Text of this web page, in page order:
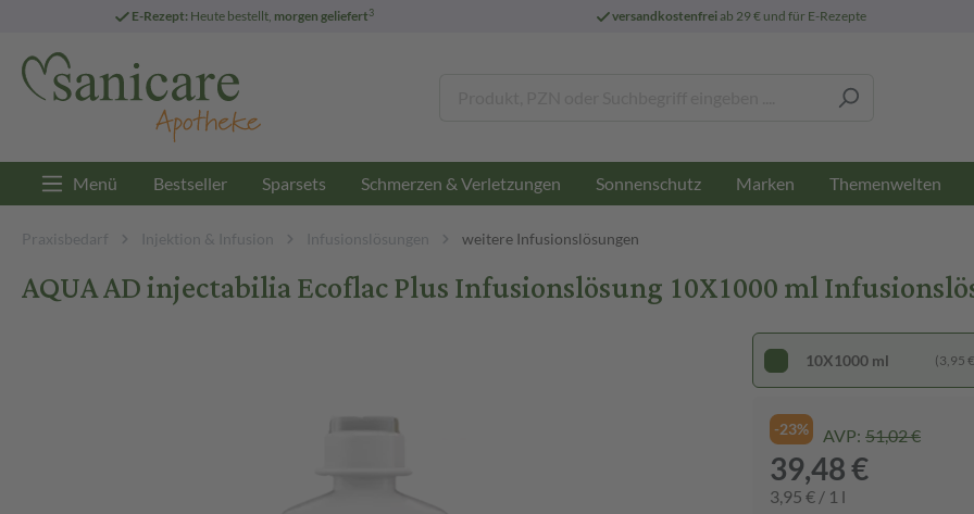
E-Rezept: Heute bestellt, morgen geliefert3 versandkostenfreiab 29 € und für E-Rezepte
Menü Bestseller Sparsets Schmerzen & Verletzungen Sonnenschutz Marken Themenwelten
Praxisbedarf Injektion & Infusion Infusionslösungen weitere Infusionslösungen
AQUA AD injectabilia Ecoflac Plus Infusionslösung 10X1000 ml
10X1000 ml (3,95
-23% AVP: 51,02 €
39,48 €
3,95 € / 1 l